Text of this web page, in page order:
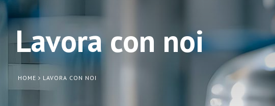
Lavora con noi
HOME LAVORA CON NOI